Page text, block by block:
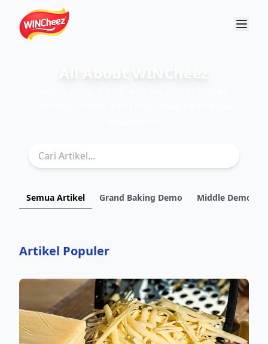
All About WINCheez
Semua Artikel Grand Baking Demo Middle Demo
Artikel Populer